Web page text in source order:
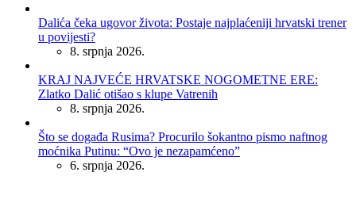
Dalića čeka ugovor života: Postaje najplaćeniji hrvatski trener
u povijesti?
8. srpnja 2026.
KRAJ NAJVEĆE HRVATSKE NOGOMETNE ERE:
Zlatko Dalić otišao s klupe Vatrenih
8. srpnja 2026.
Što se događa Rusima? Procurilo šokantno pismo naftnog
moćnika Putinu: “Ovo je nezapamćeno”
6. srpnja 2026.